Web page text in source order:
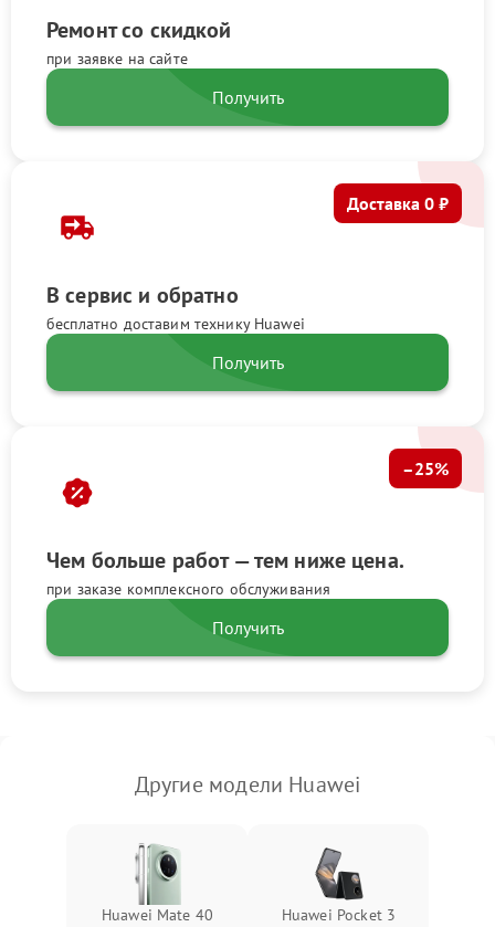
Ремонт со скидкой
при заявке на сайте
Получить
В сервис и обратно
бесплатно доставим технику Huawei
Доставка 0 ₽
Получить
Чем больше работ — тем ниже цена.
при заказе комплексного обслуживания
–25%
Получить
Другие модели Huawei
Huawei Mate 40 Huawei Pocket 3